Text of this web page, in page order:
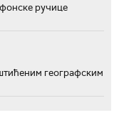
ручице
географским